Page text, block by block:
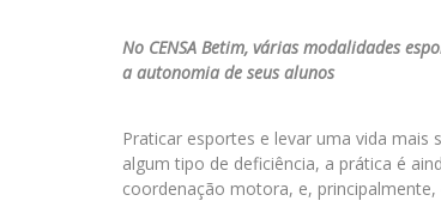
No CENSA Betim, várias modalidades
a autonomia de seus alunos
Praticar esportes e levar uma vida mais
algum tipo de deficiência, a prática é
coordenação motora, e,